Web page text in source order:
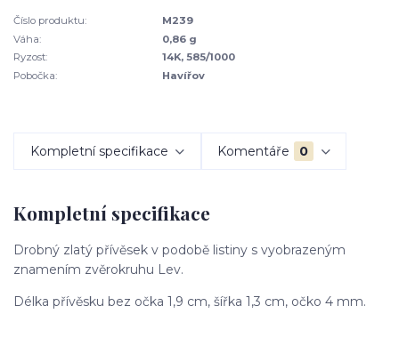
Číslo produktu:
M239
Váha:
0,86 g
Ryzost:
14K, 585/1000
Pobočka:
Havířov
Kompletní specifikace Komentáře 0
Kompletní specifikace
Drobný zlatý přívěsek v podobě listiny s vyobrazeným
znamením zvěrokruhu Lev.
Délka přívěsku bez očka 1,9 cm, šířka 1,3 cm, očko 4 mm.